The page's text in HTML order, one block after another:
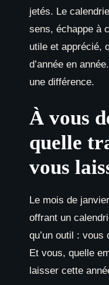
jetés. Le
sens, échappe à
utile et apprécié,
d’année en
une différence.
À vous
quelle
vous
Le mois de
offrant un
qu’un outil : vous
Et vous, quelle
laisser cette